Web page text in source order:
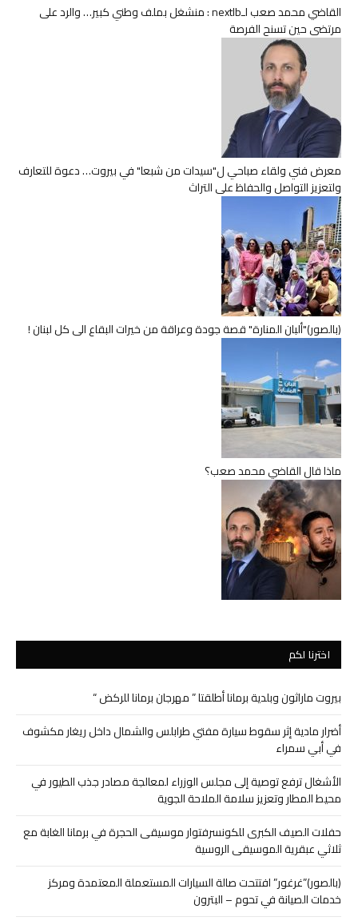
القاضي محمد صعب لـnextlb : منشغل بملف وطني كبير… والرد على
مرتضى حين تسنح الفرصة
معرض فني ولقاء صباحي ل"سيدات من شبعا" في بيروت… دعوة للتعارف
ولتعزيز التواصل والحفاظ على التراث
(بالصور)"ألبان المنارة" قصة جودة وعراقة من خيرات البقاع الى كل لبنان !
ماذا قال القاضي محمد صعب؟
اخترنا لكم
بيروت ماراثون وبلدية برمانا أطلقتا ” مهرجان برمانا للركض “
أضرار مادية إثر سقوط سيارة مفتي طرابلس والشمال داخل ريغار مكشوف
في أبي سمراء
الأشغال ترفع توصية إلى مجلس الوزراء لمعالجة مصادر جذب الطيور في
محيط المطار وتعزيز سلامة الملاحة الجوية
حفلات الصيف الكبرى للكونسرفتوار موسيقى الحجرة في برمانا الغابة مع
ثلاثي عبقرية الموسيقى الروسية
(بالصور)”غرغور” افتتحت صالة السيارات المستعملة المعتمدة ومركز
خدمات الصيانة في تحوم – البترون